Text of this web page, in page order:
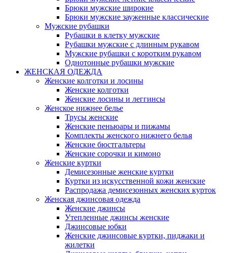
Брюки мужские широкие
Брюки мужские зауженные классические
Мужские рубашки
Рубашки в клетку мужские
Рубашки мужские с длинным рукавом
Мужские рубашки с коротким рукавом
Однотонные рубашки мужские
ЖЕНСКАЯ ОДЕЖДА
Женские колготки и лосины
Женские колготки
Женские лосины и леггинсы
Женское нижнее белье
Трусы женские
Женские пеньюары и пижамы
Комплекты женского нижнего белья
Женские бюстгальтеры
Женские сорочки и кимоно
Женские куртки
Демисезонные женские куртки
Куртки из искусственной кожи женские
Распродажа демисезонных женских курток
Женская джинсовая одежда
Женские джинсы
Утепленные джинсы женские
Джинсовые юбки
Женские джинсовые куртки, пиджаки и
жилетки